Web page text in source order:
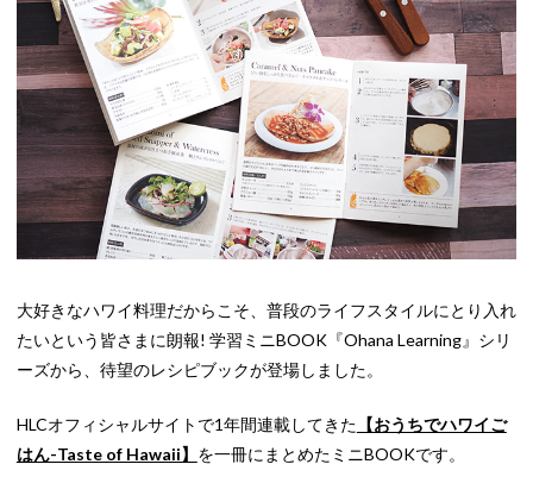
大好きなハワイ料理だからこそ、普段のライフスタイルにとり入れ
たいという皆さまに朗報! 学習ミニBOOK『Ohana Learning』シリ
ーズから、待望のレシピブックが登場しました。
HLCオフィシャルサイトで1年間連載してきた 【おうちでハワイご
はん-Taste of Hawaii】 を一冊にまとめたミニBOOKです。